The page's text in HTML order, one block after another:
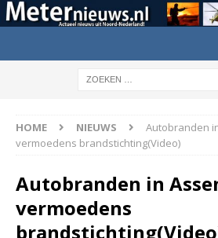
HOME NIEUWS
Autobranden
vermoedens brandstichting(Video)
Autobranden in
vermoedens